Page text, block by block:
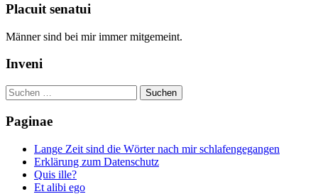
Placuit senatui
Männer sind bei mir immer mitgemeint.
Inveni
Suchen
nach:
Paginae
Lange Zeit sind die Wörter nach mir schlafengegangen
Erklärung zum Datenschutz
Quis ille?
Et alibi ego